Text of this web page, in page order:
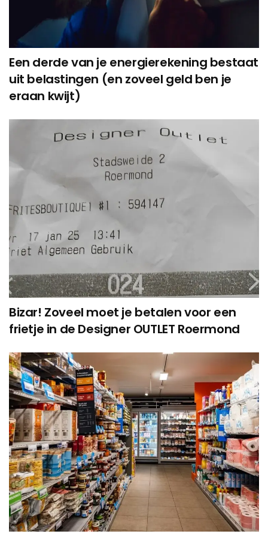
Een derde van je energierekening bestaat
uit belastingen (en zoveel geld ben je
eraan kwijt)
Bizar! Zoveel moet je betalen voor een
frietje in de Designer OUTLET Roermond